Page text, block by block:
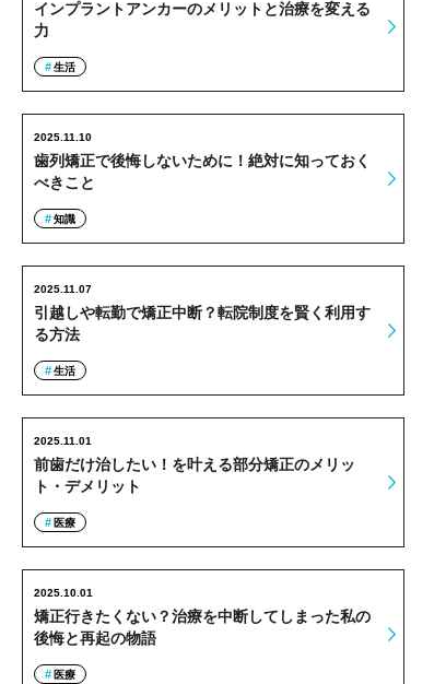
インプラントアンカーのメリットと治療を変える
力
生活
歯列矯正で後悔しないために！絶対に知っておく
べきこと
2025.11.10
知識
引越しや転勤で矯正中断？転院制度を賢く利用す
る方法
2025.11.07
生活
前歯だけ治したい！を叶える部分矯正のメリッ
ト・デメリット
2025.11.01
医療
矯正行きたくない？治療を中断してしまった私の
後悔と再起の物語
2025.10.01
医療